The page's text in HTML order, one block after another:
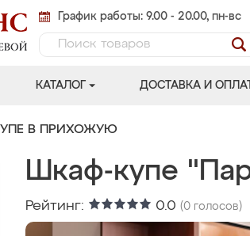
График работы: 9.00 - 20.00, пн-вс
КАТАЛОГ ДОСТАВКА И
В ПРИХОЖУЮ
Шкаф-купе
Рейтинг: 0.0 (0 голосов)